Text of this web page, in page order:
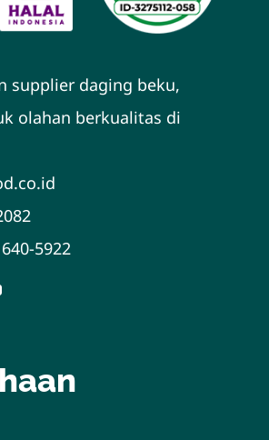
supplier daging beku,
olahan berkualitas di
5922